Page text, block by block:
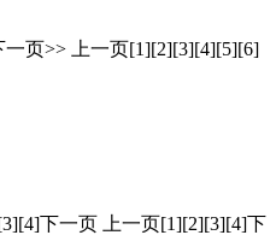
页>> 上一页[1][2][3][4][5][6]
下一页 上一页[1][2][3][4]下